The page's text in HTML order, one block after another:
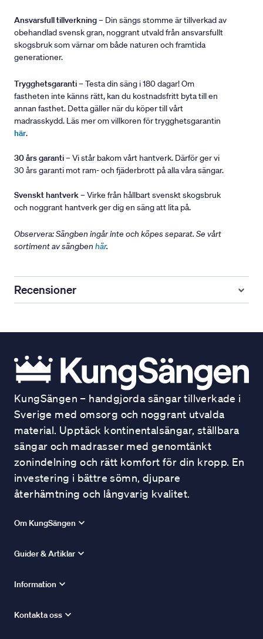
Ansvarsfull tillverkning– Din sängs stomme är tillverkad av
obehandlad svensk gran, noggrant utvald från ansvarsfullt
skogsbruk som värnar om både naturen och framtida
generationer.
Trygghetsgaranti– Testa din säng i 180 dagar! Om
fastheten inte känns rätt, kan du kostnadsfritt byta till en
annan fasthet. Detta gäller när du köper till vårt
madrasskydd. Läs mer om villkoren för trygghetsgarantin
här.
30 års garanti– Vi står bakom vårt hantverk. Därför ger vi
30 års garanti mot ram- och fjäderbrott på alla våra sängar.
Svenskt hantverk– Virke från hållbart svenskt skogsbruk
och noggrant hantverk ger dig en säng att lita på.
Observera: Sängben ingår inte och köpes separat. Se vårt
sortiment av sängben här.
Recensioner
KungSängen – handgjorda sängar tillverkade i
Sverige med omsorg och noggrant utvalda
material. Upptäck kontinentalsängar, ställbara
sängar och madrasser med genomtänkt
zonindelning och rätt komfort för din kropp. En
investering i bättre sömn, djupare
återhämtning och långvarig kvalitet.
Om KungSängen
Guider & Artiklar
Information
Kontakta oss